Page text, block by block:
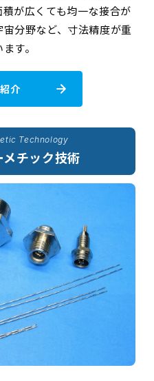
が広くても均一な接合が
分野など、寸法精度が重
す。
介
Technology
チック技術